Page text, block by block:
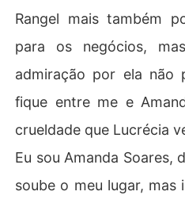
Rangel mais também
para os negócios,
admiração por ela não
fique entre me e
crueldade que Lucrécia
Eu sou Amanda Soares,
soube o meu lugar, mas